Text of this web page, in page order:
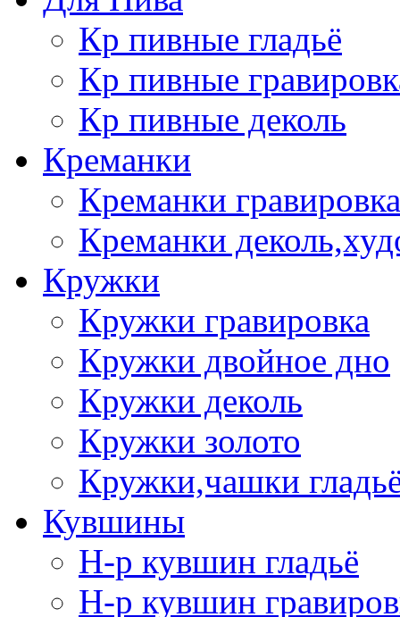
Кр пивные гладьё
Кр пивные
Кр пивные деколь
Креманки
Креманки
Креманки
Кружки
Кружки гравировка
Кружки двойное дно
Кружки деколь
Кружки золото
Кружки,чашки
Кувшины
Н-р кувшин гладьё
Н-р кувшин